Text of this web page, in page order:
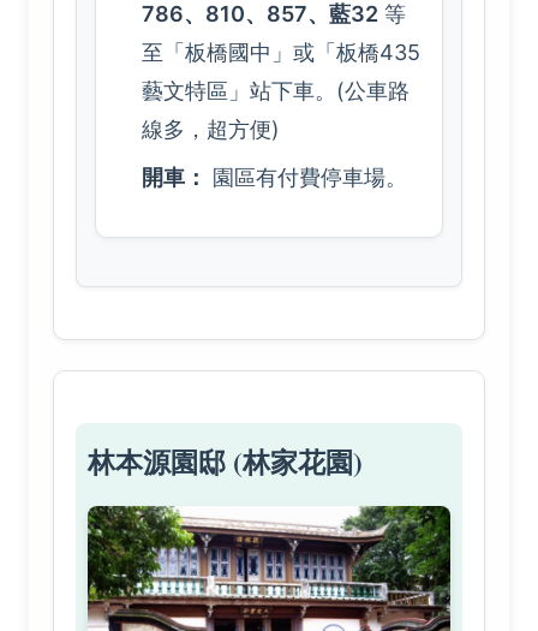
786、810、857、藍32 等
至「板橋國中」或「板橋435
藝文特區」站下車。(公車路
線多，超方便)
開車：
園區有付費停車場。
林本源園邸 (林家花園)